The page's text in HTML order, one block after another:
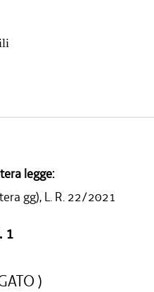
legge:
gg), L. R. 22/2021
1
)